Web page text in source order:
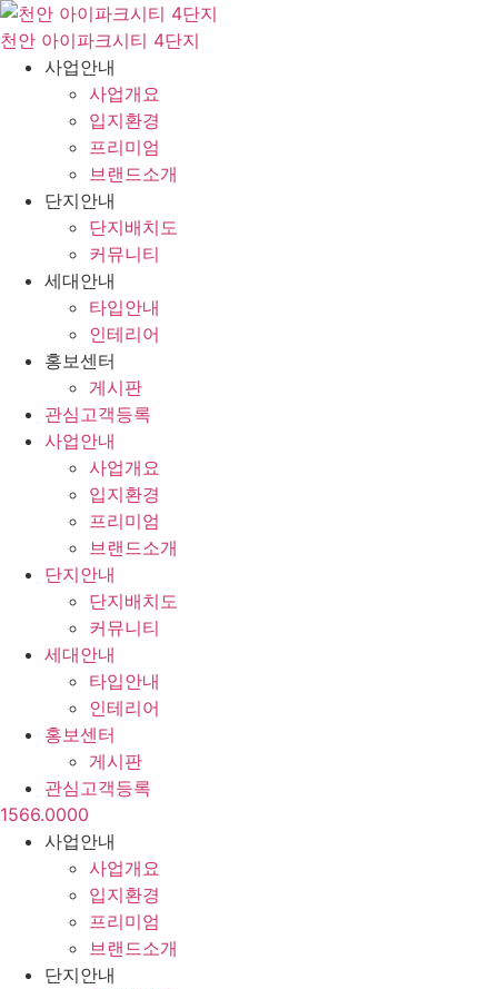
콘
텐
천안 아이파크시티 4단지
사업안내
사업개요
입지환경
프리미엄
브랜드소개
단지안내
단지배치도
커뮤니티
세대안내
타입안내
인테리어
홍보센터
게시판
관심고객등록
사업안내
사업개요
입지환경
프리미엄
브랜드소개
단지안내
단지배치도
커뮤니티
세대안내
타입안내
인테리어
홍보센터
게시판
관심고객등록
1566.0000
사업안내
사업개요
입지환경
프리미엄
브랜드소개
단지안내